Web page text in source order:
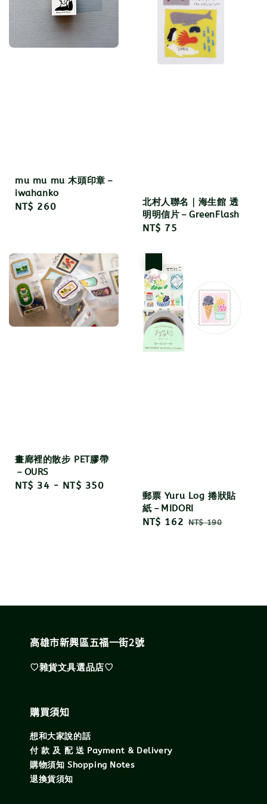
mu mu mu 木頭印章－
iwahanko
Regular
NT$ 260
北村人聯名｜海生館 透
明明信片－GreenFlash
Regular
NT$ 75
畫廊裡的散步 PET膠帶
－OURS
Regular
NT$ 34 - NT$ 350
郵票 Yuru Log 捲狀貼
紙－MIDORI
Sale
NT$ 162 Regular
NT$ 190
高雄市新興區五福一街2號
♡雜貨文具選品店♡
購買須知
想和大家說的話
付 款 及 配 送 Payment & Delivery
購物須知 Shopping Notes
退換貨須知